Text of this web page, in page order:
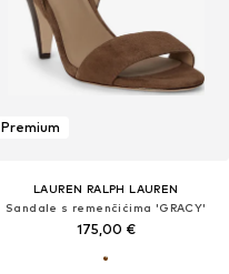
Premium
LAUREN RALPH LAUREN
Sandale s remenčićima 'GRACY'
175,00 €